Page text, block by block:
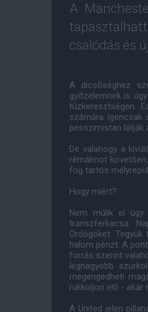
A
csalódás és
A dicsõséghez
gyõzelemnek is
tûzkeresztségen.
számára igencsak
pesszimistán látják
De valahogy a
rémálmot
fog tartós
Hogy miért?
Nem múlik el úgy
transzferkacsa.
Ördögöket.
halom pénzt. A
forrás szerint
legnagyobb
megengedheti
rukkoljon elõ - akár
A United jelen